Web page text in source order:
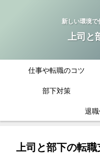
新しい環境で
上司と
仕事や転職のコツ
部下対策
退
上司と部下の転